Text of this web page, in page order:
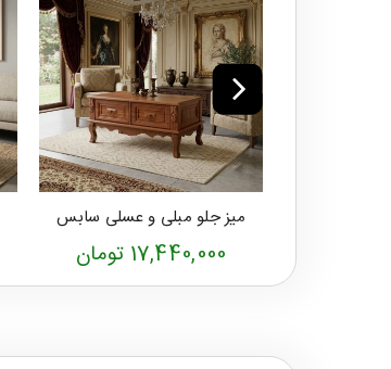
میز جلو مبلی و عسلی سابس
17,440,000 تومان